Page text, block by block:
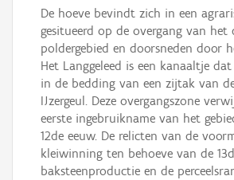
De hoeve bevindt zich in een
gesitueerd op de overgang van
poldergebied en doorsneden door
Het Langgeleed is een kanaaltje
in de bedding van een zijtak van
IJzergeul. Deze overgangszone
eerste ingebruikname van het
12de eeuw. De relicten van de
kleiwinning ten behoeve van de
baksteenproductie en de